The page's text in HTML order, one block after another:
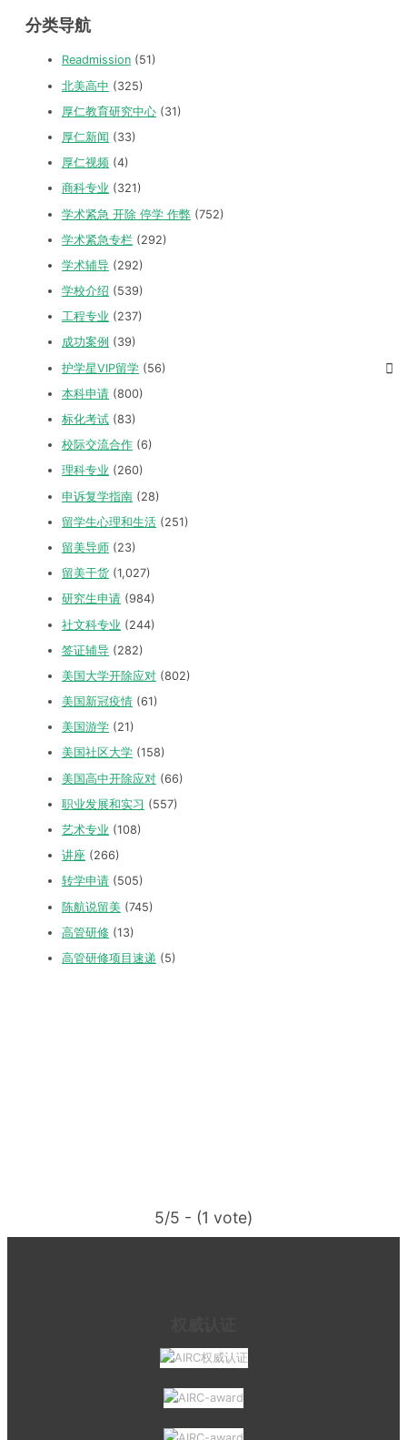
分类导航
Readmission (51)
北美高中 (325)
厚仁教育研究中心 (31)
厚仁新闻 (33)
厚仁视频 (4)
商科专业 (321)
学术紧急 开除 停学 作弊 (752)
学术紧急专栏 (292)
学术辅导 (292)
学校介绍 (539)
工程专业 (237)
成功案例 (39)
护学星VIP留学 (56)
本科申请 (800)
标化考试 (83)
校际交流合作 (6)
理科专业 (260)
申诉复学指南 (28)
留学生心理和生活 (251)
留美导师 (23)
留美干货 (1,027)
研究生申请 (984)
社文科专业 (244)
签证辅导 (282)
美国大学开除应对 (802)
美国新冠疫情 (61)
美国游学 (21)
美国社区大学 (158)
美国高中开除应对 (66)
职业发展和实习 (557)
艺术专业 (108)
讲座 (266)
转学申请 (505)
陈航说留美 (745)
高管研修 (13)
高管研修项目速递 (5)
5/5 - (1 vote)